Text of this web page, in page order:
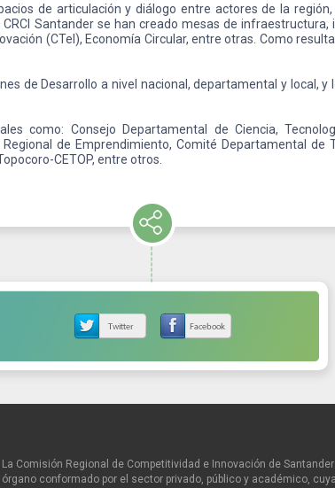
de articulación y diálogo entre actores de la
Santander se han creado mesas de infraestructura,
(CTeI), Economía Circular, entre otras. Como
de Desarrollo a nivel nacional, departamental y local,
como: Consejo Departamental de Ciencia,
Regional de Emprendimiento, Comité Departamental
CETOP, entre otros.
La Comisión Regional de Competitividad e Innovación de Santander
órgano conformado por el sector privado, público y académico,